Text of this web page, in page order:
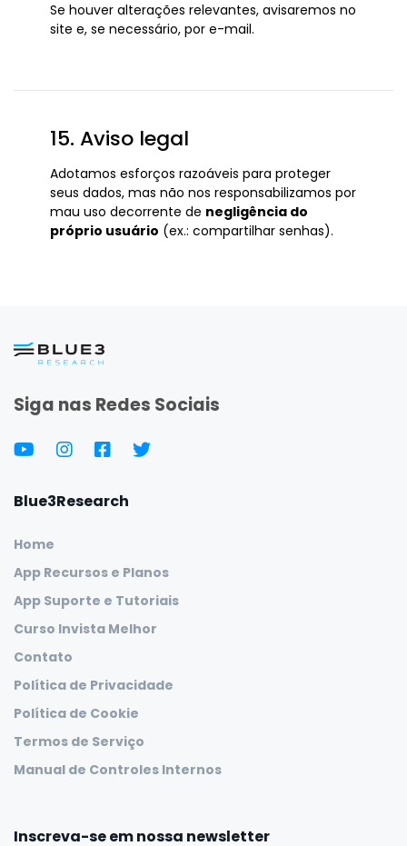
Se houver alterações relevantes, avisaremos no
site e, se necessário, por e-mail.
15. Aviso legal
Adotamos esforços razoáveis para proteger
seus dados, mas não nos responsabilizamos por
mau uso decorrente de negligência do
próprio usuário (ex.: compartilhar senhas).
Siga nas Redes Sociais
Blue3Research
Home
App Recursos e Planos
App Suporte e Tutoriais
Curso Invista Melhor
Contato
Política de Privacidade
Política de Cookie
Termos de Serviço
Manual de Controles Internos
Inscreva-se em nossa newsletter